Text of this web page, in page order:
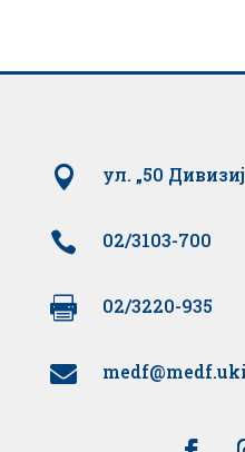
 ул. „50
 02/3103-700
 02/3220-935
